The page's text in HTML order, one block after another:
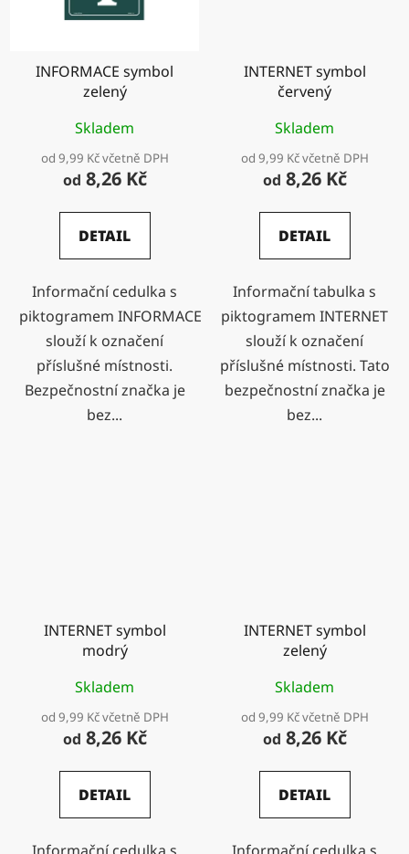
INFORMACE symbol
zelený
Skladem
od 9,99 Kč včetně DPH
od 8,26 Kč
DETAIL
Informační cedulka s
piktogramem INFORMACE
slouží k označení
příslušné místnosti.
Bezpečnostní značka je
bez...
INTERNET symbol
červený
Skladem
od 9,99 Kč včetně DPH
od 8,26 Kč
DETAIL
Informační tabulka s
piktogramem INTERNET
slouží k označení
příslušné místnosti. Tato
bezpečnostní značka je
bez...
INTERNET symbol
modrý
Skladem
od 9,99 Kč včetně DPH
od 8,26 Kč
DETAIL
INTERNET symbol
zelený
Skladem
od 9,99 Kč včetně DPH
od 8,26 Kč
DETAIL